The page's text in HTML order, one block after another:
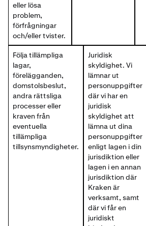
eller lösa
problem,
förfrågningar
och/eller tvister.
Följa tillämpliga
lagar,
förelägganden,
domstolsbeslut,
andra rättsliga
processer eller
kraven från
eventuella
tillämpliga
tillsynsmyndigheter.
Juridisk
skyldighet. Vi
lämnar ut
personuppgifter
där vi har en
juridisk
skyldighet att
lämna ut dina
personuppgifter
enligt lagen i din
jurisdiktion eller
lagen i en annan
jurisdiktion där
Kraken är
verksamt, samt
där vi får en
juridiskt